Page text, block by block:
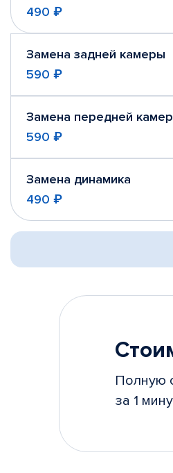
490 ₽
Замена задней камеры
590 ₽
Замена передней
590 ₽
Замена динамика
490 ₽
Полную
за 1